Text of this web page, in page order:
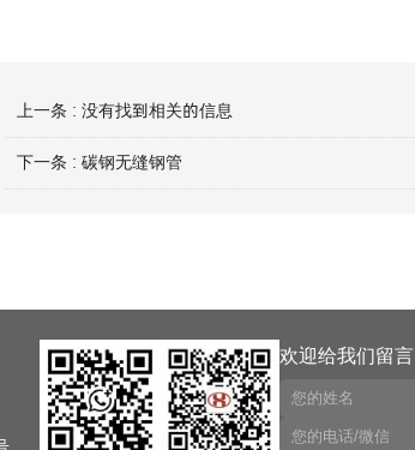
上一条 : 没有找到相关的信息
下一条 :碳钢无缝钢管
欢迎给我们留言